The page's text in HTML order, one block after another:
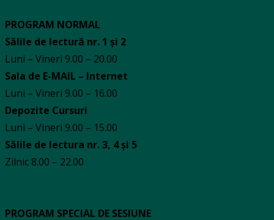
PROGRAM NORMAL
Sălile de lectură nr. 1 și 2
Luni – Vineri 9.00 – 20.00
Sala de E-MAIL – Internet
Luni – Vineri 9.00 – 16.00
Depozite Cursuri
Luni – Vineri 9.00 – 15.00
Sălile de lectura nr. 3, 4 și 5
Zilnic 8.00 – 22.00
PROGRAM SPECIAL DE SESIUNE